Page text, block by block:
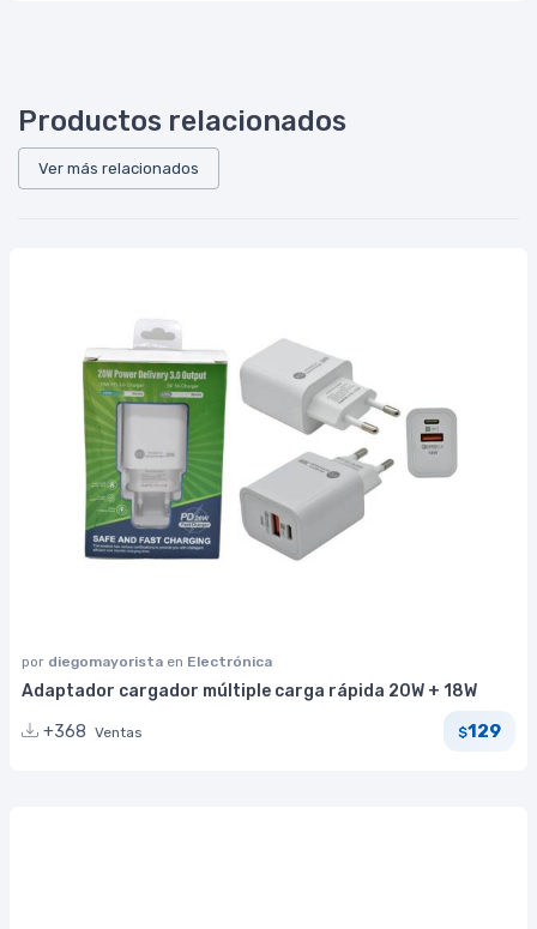
Productos relacionados
Ver más relacionados
por diegomayorista en Electrónica
Adaptador cargador múltiple carga rápida 20W + 18W
+368 Ventas $129